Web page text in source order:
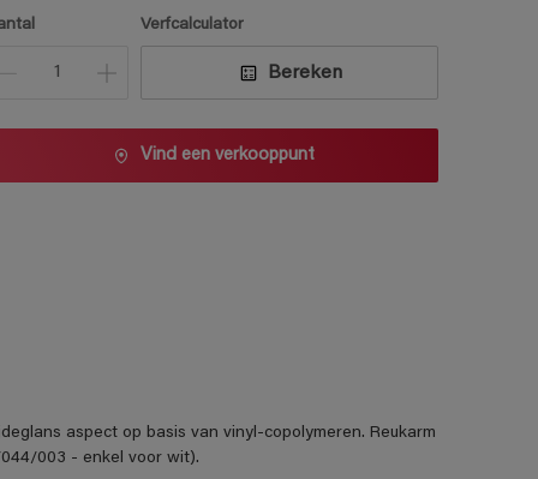
Verfcalculator
Bereken
Vind een verkooppunt
aspect op basis van vinyl-copolymeren. Reukarm
003 - enkel voor wit).